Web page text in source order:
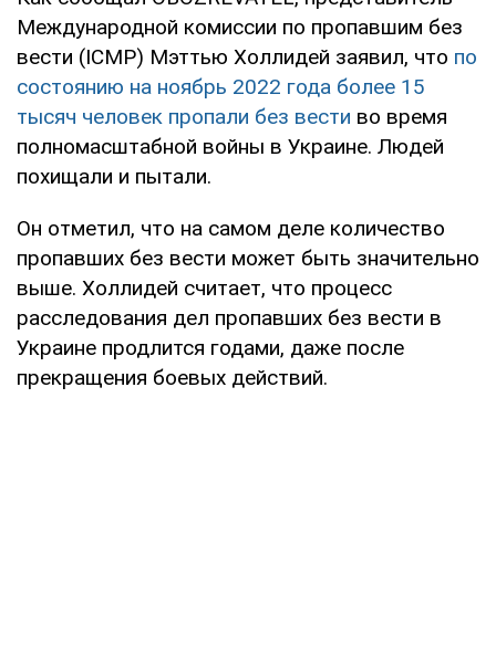
Международной комиссии по пропавшим без
вести (ICMP) Мэттью Холлидей заявил, что по
состоянию на ноябрь 2022 года более 15
тысяч человек пропали без вести во время
полномасштабной войны в Украине. Людей
похищали и пытали.
Он отметил, что на самом деле количество
пропавших без вести может быть значительно
выше. Холлидей считает, что процесс
расследования дел пропавших без вести в
Украине продлится годами, даже после
прекращения боевых действий.